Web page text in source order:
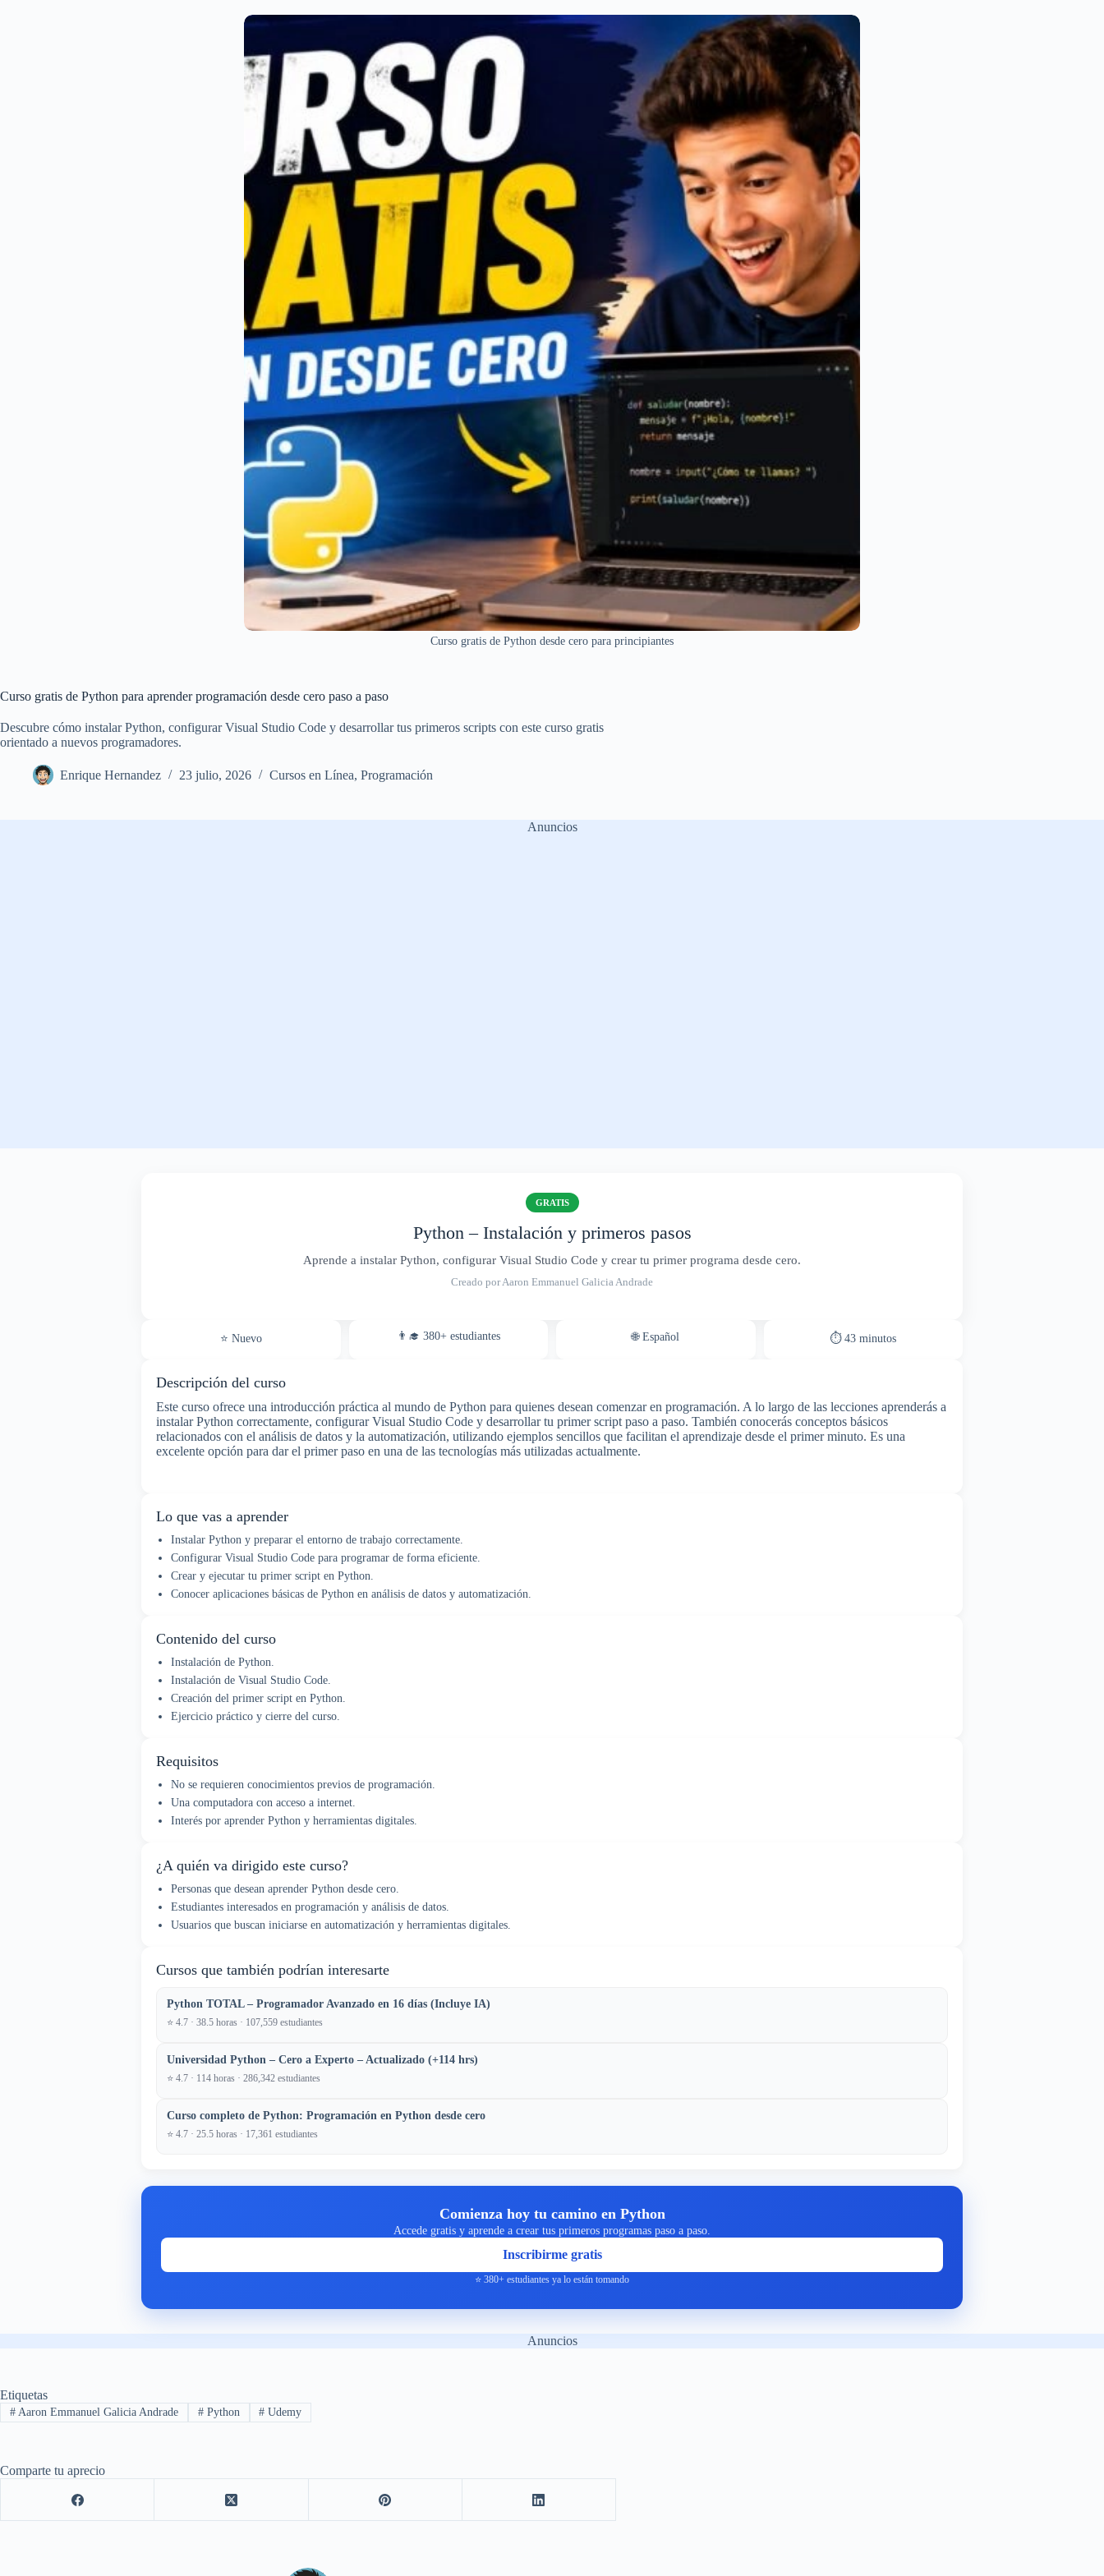
Curso gratis de Python desde cero para principiantes
Curso gratis de Python para aprender programación desde cero paso a paso
Descubre cómo instalar Python, configurar Visual Studio Code y desarrollar tus primeros scripts con este curso gratis
orientado a nuevos programadores.
Enrique Hernandez 23 julio, 2026 Cursos en Línea, Programación
Anuncios
GRATIS
Python – Instalación y primeros pasos
Aprende a instalar Python, configurar Visual Studio Code y crear tu primer programa desde cero.
Creado por Aaron Emmanuel Galicia Andrade
⭐ Nuevo 👨‍🎓 380+ estudiantes 🌐 Español ⏱ 43 minutos
Descripción del curso
Este curso ofrece una introducción práctica al mundo de Python para quienes desean comenzar en programación. A lo largo de las lecciones aprenderás a
instalar Python correctamente, configurar Visual Studio Code y desarrollar tu primer script paso a paso. También conocerás conceptos básicos
relacionados con el análisis de datos y la automatización, utilizando ejemplos sencillos que facilitan el aprendizaje desde el primer minuto. Es una
excelente opción para dar el primer paso en una de las tecnologías más utilizadas actualmente.
Lo que vas a aprender
Instalar Python y preparar el entorno de trabajo correctamente.
Configurar Visual Studio Code para programar de forma eficiente.
Crear y ejecutar tu primer script en Python.
Conocer aplicaciones básicas de Python en análisis de datos y automatización.
Contenido del curso
Instalación de Python.
Instalación de Visual Studio Code.
Creación del primer script en Python.
Ejercicio práctico y cierre del curso.
Requisitos
No se requieren conocimientos previos de programación.
Una computadora con acceso a internet.
Interés por aprender Python y herramientas digitales.
¿A quién va dirigido este curso?
Personas que desean aprender Python desde cero.
Estudiantes interesados en programación y análisis de datos.
Usuarios que buscan iniciarse en automatización y herramientas digitales.
Cursos que también podrían interesarte
Python TOTAL – Programador Avanzado en 16 días (Incluye IA)
⭐ 4.7 · 38.5 horas · 107,559 estudiantes
Universidad Python – Cero a Experto – Actualizado (+114 hrs)
⭐ 4.7 · 114 horas · 286,342 estudiantes
Curso completo de Python: Programación en Python desde cero
⭐ 4.7 · 25.5 horas · 17,361 estudiantes
Comienza hoy tu camino en Python
Accede gratis y aprende a crear tus primeros programas paso a paso.
Inscribirme gratis
⭐ 380+ estudiantes ya lo están tomando
Anuncios
Etiquetas
#Aaron Emmanuel Galicia Andrade #Python # Udemy
Comparte tu aprecio